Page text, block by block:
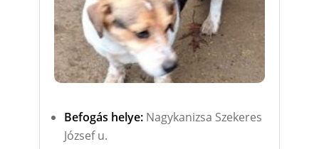
Befogás helye:Nagykanizsa Szekeres
József u.